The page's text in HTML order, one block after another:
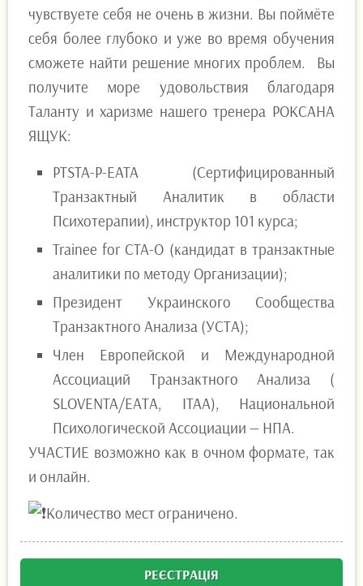
чувствуете себя не очень в жизни. Вы поймёте
себя более глубоко и уже во время обучения
сможете найти решение многих проблем.⠀Вы
получите море удовольствия благодаря
Таланту и харизме нашего тренера РОКСАНА
ЯЩУК:
PTSTA-P-EATA (Сертифицированный
Транзактный Аналитик в области
Психотерапии), инструктор 101 курса;
Trainee for CTA-O (кандидат в транзактные
аналитики по методу Организации);
Президент Украинского Сообщества
Транзактного Анализа (УСТА);
Член Европейской и Международной
Ассоциаций Транзактного Анализа (
SLOVENTA/ЕАТА, ITAA), Национальной
Психологической Ассоциации — НПА.
УЧАСТИЕ возможно как в очном формате, так
и онлайн.
Количество мест ограничено.
РЕЄСТРАЦІЯ